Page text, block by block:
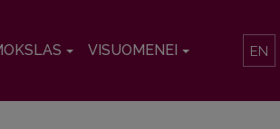
VISUOMENEI EN